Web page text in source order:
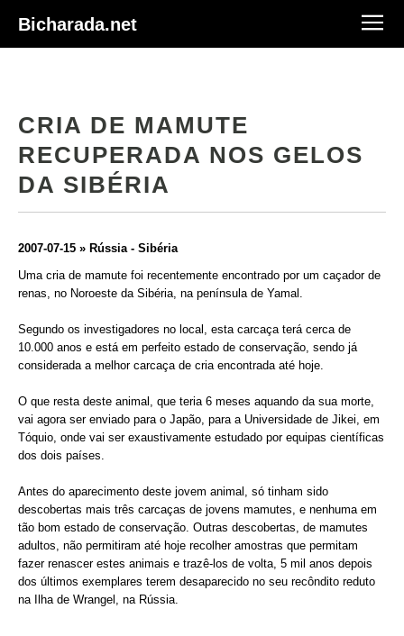
Bicharada.net
CRIA DE MAMUTE
RECUPERADA NOS GELOS
DA SIBÉRIA
2007-07-15 » Rússia - Sibéria
Uma cria de mamute foi recentemente encontrado por um caçador de
renas, no Noroeste da Sibéria, na península de Yamal.
Segundo os investigadores no local, esta carcaça terá cerca de
10.000 anos e está em perfeito estado de conservação, sendo já
considerada a melhor carcaça de cria encontrada até hoje.
O que resta deste animal, que teria 6 meses aquando da sua morte,
vai agora ser enviado para o Japão, para a Universidade de Jikei, em
Tóquio, onde vai ser exaustivamente estudado por equipas científicas
dos dois países.
Antes do aparecimento deste jovem animal, só tinham sido
descobertas mais três carcaças de jovens mamutes, e nenhuma em
tão bom estado de conservação. Outras descobertas, de mamutes
adultos, não permitiram até hoje recolher amostras que permitam
fazer renascer estes animais e trazê-los de volta, 5 mil anos depois
dos últimos exemplares terem desaparecido no seu recôndito reduto
na Ilha de Wrangel, na Rússia.